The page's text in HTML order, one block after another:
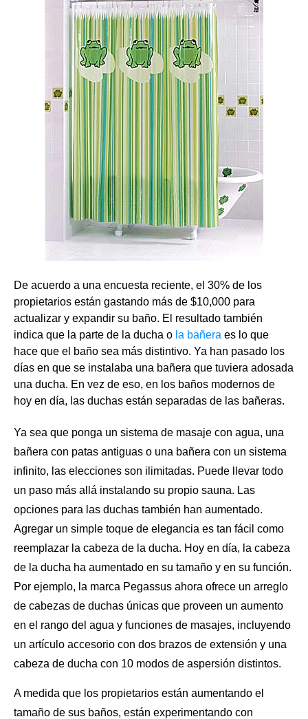
De acuerdo a una encuesta reciente, el 30% de los
propietarios están gastando más de $10,000 para
actualizar y expandir su baño. El resultado también
indica que la parte de la ducha o la bañera es lo que
hace que el baño sea más distintivo. Ya han pasado los
días en que se instalaba una bañera que tuviera adosada
una ducha. En vez de eso, en los baños modernos de
hoy en día, las duchas están separadas de las bañeras.
Ya sea que ponga un sistema de masaje con agua, una
bañera con patas antiguas o una bañera con un sistema
infinito, las elecciones son ilimitadas. Puede llevar todo
un paso más allá instalando su propio sauna. Las
opciones para las duchas también han aumentado.
Agregar un simple toque de elegancia es tan fácil como
reemplazar la cabeza de la ducha. Hoy en día, la cabeza
de la ducha ha aumentado en su tamaño y en su función.
Por ejemplo, la marca Pegassus ahora ofrece un arreglo
de cabezas de duchas únicas que proveen un aumento
en el rango del agua y funciones de masajes, incluyendo
un artículo accesorio con dos brazos de extensión y una
cabeza de ducha con 10 modos de aspersión distintos.
A medida que los propietarios están aumentando el
tamaño de sus baños, están experimentando con